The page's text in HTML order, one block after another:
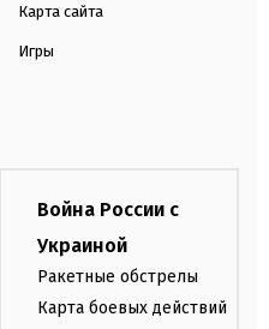
Карта сайта
Игры
Война России с
Украиной
Ракетные обстрелы
Карта боевых действий